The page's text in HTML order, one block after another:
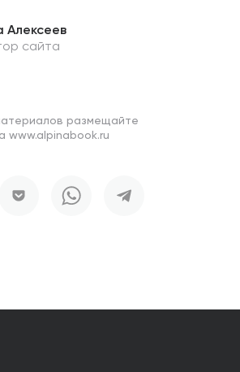
Алексеев
сайта
размещайте
www.alpinabook.ru